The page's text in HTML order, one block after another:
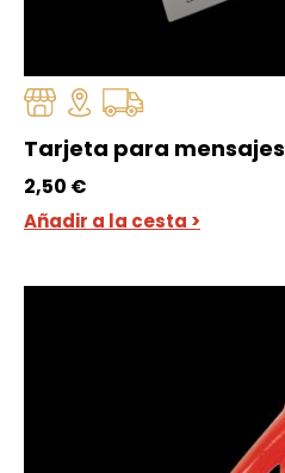
Tarjeta para mensajes
2,50 €
Añadir a la cesta >